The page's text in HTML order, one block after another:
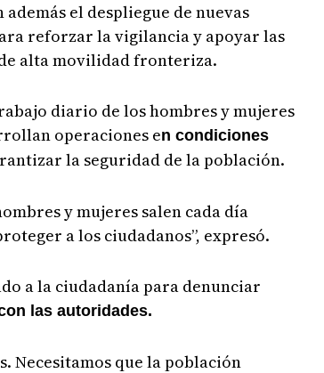
el despliegue de nuevas
reforzar la vigilancia y apoyar las
alta movilidad fronteriza.
diario de los hombres y mujeres
operaciones en condiciones
la seguridad de la población.
y mujeres salen cada día
a los ciudadanos”, expresó.
a la ciudadanía para denunciar
las autoridades.
Necesitamos que la población